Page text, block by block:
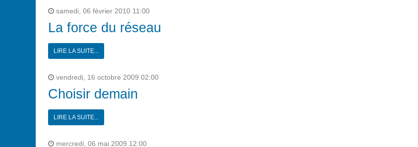
samedi, 06 février 2010 11:00
La force du réseau
LIRE LA SUITE...
vendredi, 16 octobre 2009 02:00
Choisir demain
LIRE LA SUITE...
mercredi, 06 mai 2009 12:00